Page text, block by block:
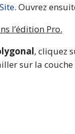
Site. Ouvrez
l’édition Pro.
, cliquez
sur la couche